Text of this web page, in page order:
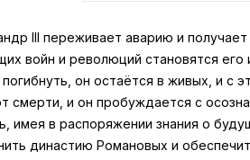
III переживает аварию и
войн и революций становятся
он остаётся в живых, и с
смерти, и он пробуждается с
имея в распоряжении знания о
династию Романовых и